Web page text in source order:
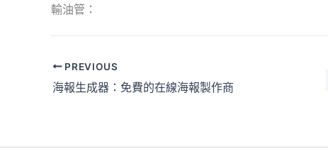
輸油管：
PREVIOUS
海報生成器：免費的在線海報製作商